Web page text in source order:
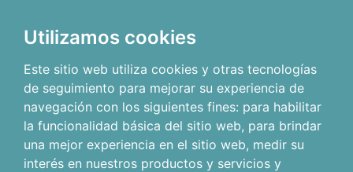
Utilizamos cookies
Este sitio web utiliza cookies y otras tecnologías
de seguimiento para mejorar su experiencia de
navegación con los siguientes fines: para habilitar
la funcionalidad básica del sitio web, para brindar
una mejor experiencia en el sitio web, medir su
interés en nuestros productos y servicios y